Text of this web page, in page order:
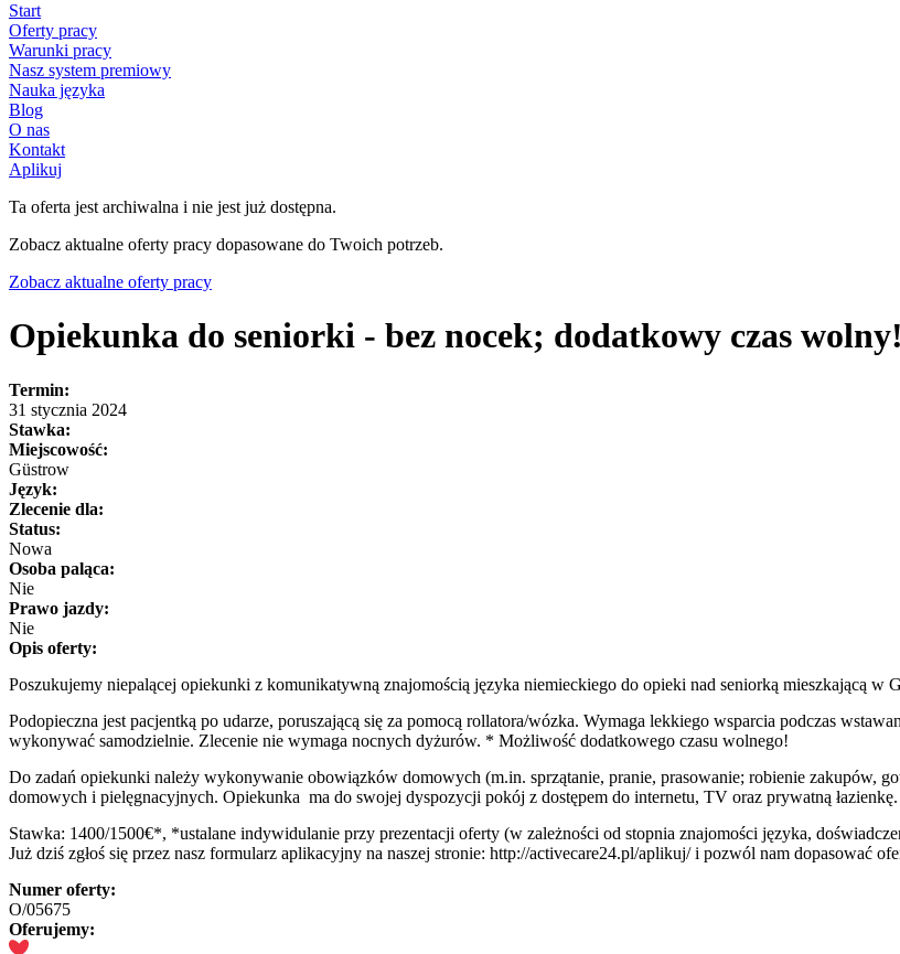
Start
Oferty pracy
Warunki pracy
Nasz system premiowy
Nauka języka
Blog
O nas
Kontakt
Aplikuj
Ta oferta jest archiwalna i nie jest już dostępna.
Zobacz aktualne oferty pracy dopasowane do Twoich potrzeb.
Zobacz aktualne oferty pracy
Opiekunka do seniorki - bez nocek; dodatkowy czas wolny!
Termin:
31 stycznia 2024
Stawka:
Miejscowość:
Güstrow
Język:
Zlecenie dla:
Status:
Nowa
Osoba paląca:
Nie
Prawo jazdy:
Nie
Opis oferty:
Poszukujemy niepalącej opiekunki z komunikatywną znajomością języka niemieckiego do opieki nad seniorką mieszkającą w
Podopieczna jest pacjentką po udarze, poruszającą się za pomocą rollatora/wózka. Wymaga lekkiego wsparcia podczas
wykonywać samodzielnie. Zlecenie nie wymaga nocnych dyżurów. * Możliwość dodatkowego czasu wolnego!
Do zadań opiekunki należy wykonywanie obowiązków domowych (m.in. sprzątanie, pranie, prasowanie; robienie zakupów,
domowych i pielęgnacyjnych. Opiekunka ma do swojej dyspozycji pokój z dostępem do internetu, TV oraz prywatną
Stawka: 1400/1500€*, *ustalane indywidulanie przy prezentacji oferty (w zależności od stopnia znajomości języka,
Już dziś zgłoś się przez nasz formularz aplikacyjny na naszej stronie: http://activecare24.pl/aplikuj/ i pozwól nam dopasować
Numer oferty:
O/05675
Oferujemy: